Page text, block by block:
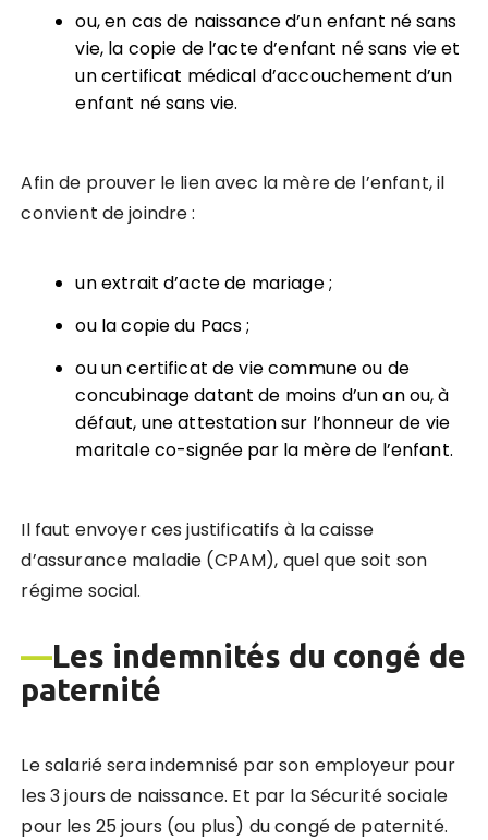
ou, en cas de naissance d’un enfant né sans
vie, la copie de l’acte d’enfant né sans vie et
un certificat médical d’accouchement d’un
enfant né sans vie.
Afin de prouver le lien avec la mère de l’enfant, il
convient de joindre :
un extrait d’acte de mariage ;
ou la copie du Pacs ;
ou un certificat de vie commune ou de
concubinage datant de moins d’un an ou, à
défaut, une attestation sur l’honneur de vie
maritale co-signée par la mère de l’enfant.
Il faut envoyer ces justificatifs à la caisse
d’assurance maladie (CPAM), quel que soit son
régime social.
—Les indemnités du congé de
paternité
Le salarié sera indemnisé par son employeur pour
les 3 jours de naissance. Et par la Sécurité sociale
pour les 25 jours (ou plus) du congé de paternité.